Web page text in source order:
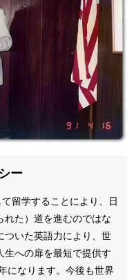
ー
留学することにより、日
れた）道を進むのではな
ついた英語力により、世
生への扉を最短で提供す
になります。今後も世界